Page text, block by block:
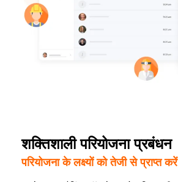
शक्तिशाली परियोजना प्रबंधन
परियोजना के लक्ष्यों को तेजी से प्राप्त करें